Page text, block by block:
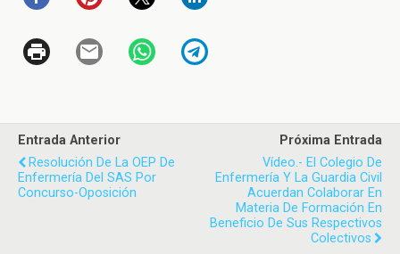
Entrada Anterior
Resolución De La OEP De
Enfermería Del SAS Por
Concurso-Oposición
Próxima Entrada
Vídeo.- El Colegio De
Enfermería Y La Guardia Civil
Acuerdan Colaborar En
Materia De Formación En
Beneficio De Sus Respectivos
Colectivos